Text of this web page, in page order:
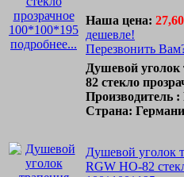
подробнее...
Наша цена:
дешевле!
Перезвонить
Душевой
82 стекло
Производитель
Страна:
Душевой уголок
RGW HO-82